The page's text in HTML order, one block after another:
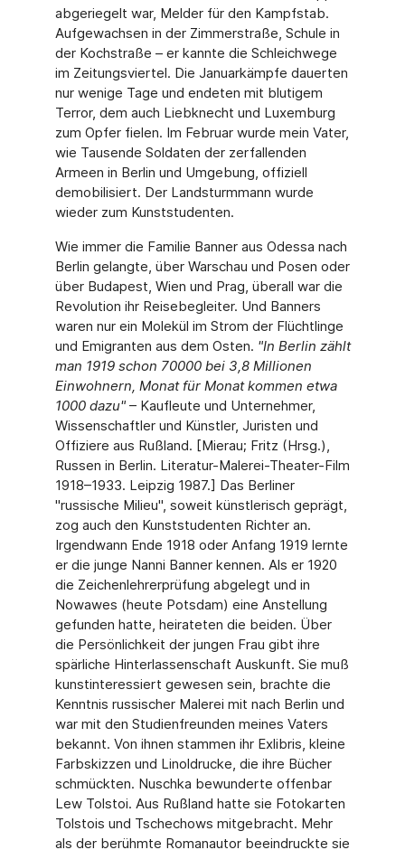
abgeriegelt war, Melder für den Kampfstab.
Aufgewachsen in der Zimmerstraße, Schule in
der Kochstraße – er kannte die Schleichwege
im Zeitungsviertel. Die Januarkämpfe dauerten
nur wenige Tage und endeten mit blutigem
Terror, dem auch Liebknecht und Luxemburg
zum Opfer fielen. Im Februar wurde mein Vater,
wie Tausende Soldaten der zerfallenden
Armeen in Berlin und Umgebung, offiziell
demobilisiert. Der Landsturmmann wurde
wieder zum Kunststudenten.
Wie immer die Familie Banner aus Odessa nach
Berlin gelangte, über Warschau und Posen oder
über Budapest, Wien und Prag, überall war die
Revolution ihr Reisebegleiter. Und Banners
waren nur ein Molekül im Strom der Flüchtlinge
und Emigranten aus dem Osten. "In Berlin zählt
man 1919 schon 70000 bei 3,8 Millionen
Einwohnern, Monat für Monat kommen etwa
1000 dazu"– Kaufleute und Unternehmer,
Wissenschaftler und Künstler, Juristen und
Offiziere aus Rußland. [Mierau; Fritz (Hrsg.),
Russen in Berlin. Literatur-Malerei-Theater-Film
1918–1933. Leipzig 1987.] Das Berliner
"russische Milieu", soweit künstlerisch geprägt,
zog auch den Kunststudenten Richter an.
Irgendwann Ende 1918 oder Anfang 1919 lernte
er die junge Nanni Banner kennen. Als er 1920
die Zeichenlehrerprüfung abgelegt und in
Nowawes (heute Potsdam) eine Anstellung
gefunden hatte, heirateten die beiden. Über
die Persönlichkeit der jungen Frau gibt ihre
spärliche Hinterlassenschaft Auskunft. Sie muß
kunstinteressiert gewesen sein, brachte die
Kenntnis russischer Malerei mit nach Berlin und
war mit den Studienfreunden meines Vaters
bekannt. Von ihnen stammen ihr Exlibris, kleine
Farbskizzen und Linoldrucke, die ihre Bücher
schmückten. Nuschka bewunderte offenbar
Lew Tolstoi. Aus Rußland hatte sie Fotokarten
Tolstois und Tschechows mitgebracht. Mehr
als der berühmte Romanautor beeindruckte sie